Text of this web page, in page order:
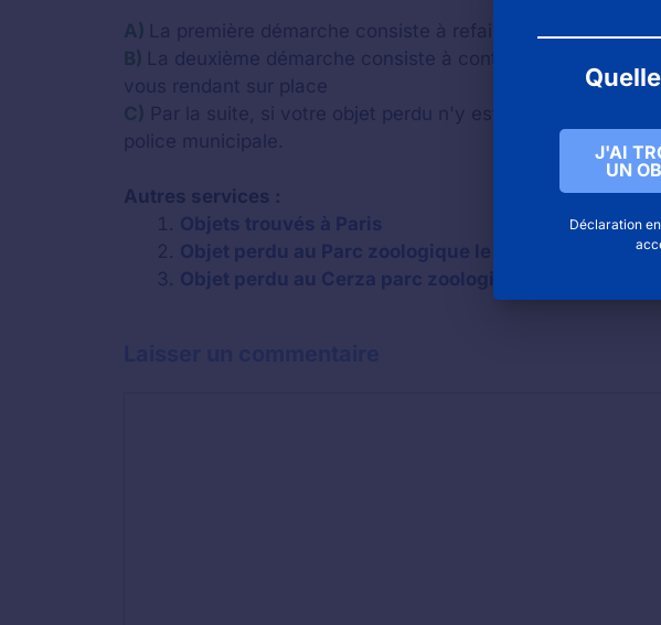
A) La première démarche consiste à refaire le trajet
B) La deuxième démarche consiste à contacter
vous rendant sur place
C) Par la suite, si votre objet perdu n'y est pas, nous vous
police municipale.
Autres services :
Objets trouvés à Paris
Objet perdu au Parc zoologique le jardin des bêtes
Objet perdu au Cerza parc zoologique à Hermival les
J'AI
UN
Déclaration